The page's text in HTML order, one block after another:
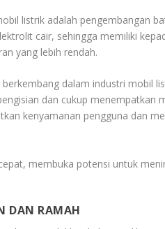
listrik adalah pengembangan
cair, sehingga memiliki
yang lebih rendah.
dalam industri mobil
dan cukup menempatkan
kenyamanan pengguna dan
membuka potensi untuk
DAN RAMAH